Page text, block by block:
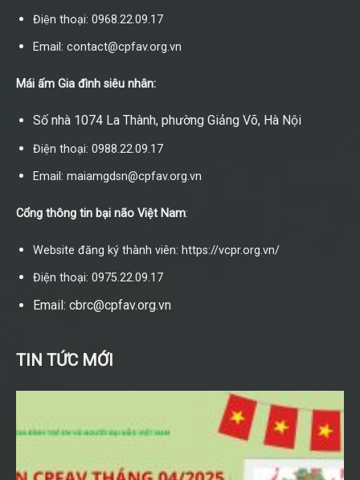
Điện thoại: 0968.22.09.17
Email: contact@cpfav.org.vn
Mái ấm Gia đình siêu nhân:
Số nhà 1074 La Thành, phường Giảng Võ, Hà Nội
Điện thoại: 0988.22.09.17
Email: maiamgdsn@cpfav.org.vn
Cổng thông tin bại não Việt Nam:
Website đăng ký thành viên: https://vcpr.org.vn/
Điện thoại: 0975.22.09.17
Email: cbrc@cpfav.org.vn
TIN TỨC MỚI